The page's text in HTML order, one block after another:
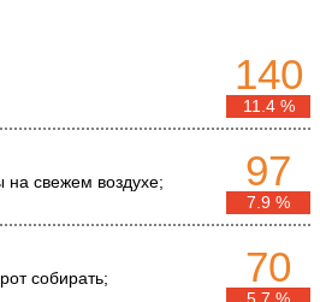
140
11.4 %
на свежем воздухе; 97
7.9 %
собирать; 70